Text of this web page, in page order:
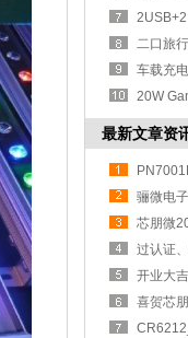
二口旅
车载充
20W
最新文章资
缝代换
骊微电
章！
芯朋微
共赴
过认证
镓设计方
开业大
司！
喜贺芯
四奖章